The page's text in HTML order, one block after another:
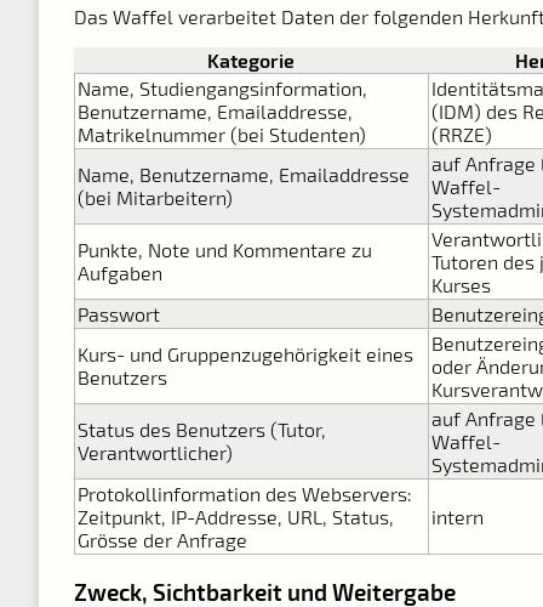
Das Waffel verarbeitet Daten der folgenden
Kategorie
Name, Studiengangsinformation,
Benutzername, Emailaddresse,
Matrikelnummer (bei Studenten)
(IDM) des
(RRZE)
Name, Benutzername, Emailaddresse
(bei Mitarbeitern)
auf Anfrage
Waffel-
Punkte, Note und Kommentare zu
Aufgaben
Tutoren
Kurses
Passwort
Kurs- und Gruppenzugehörigkeit eines
Benutzers
oder
Status des Benutzers (Tutor,
Verantwortlicher)
auf Anfrage
Waffel-
Protokollinformation des Webservers:
Zeitpunkt, IP-Addresse, URL, Status,
Grösse der Anfrage
intern
Zweck, Sichtbarkeit und Weitergabe